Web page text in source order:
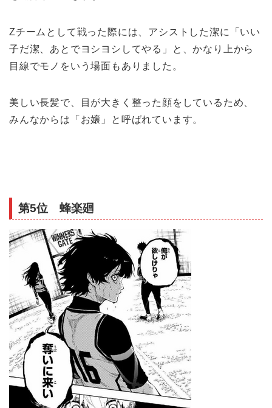
Zチームとして戦った際には、アシストした潔に「いい
子だ潔、あとでヨシヨシしてやる」と、かなり上から
目線でモノをいう場面もありました。
美しい長髪で、目が大きく整った顔をしているため、
みんなからは「お嬢」と呼ばれています。
第5位 蜂楽廻